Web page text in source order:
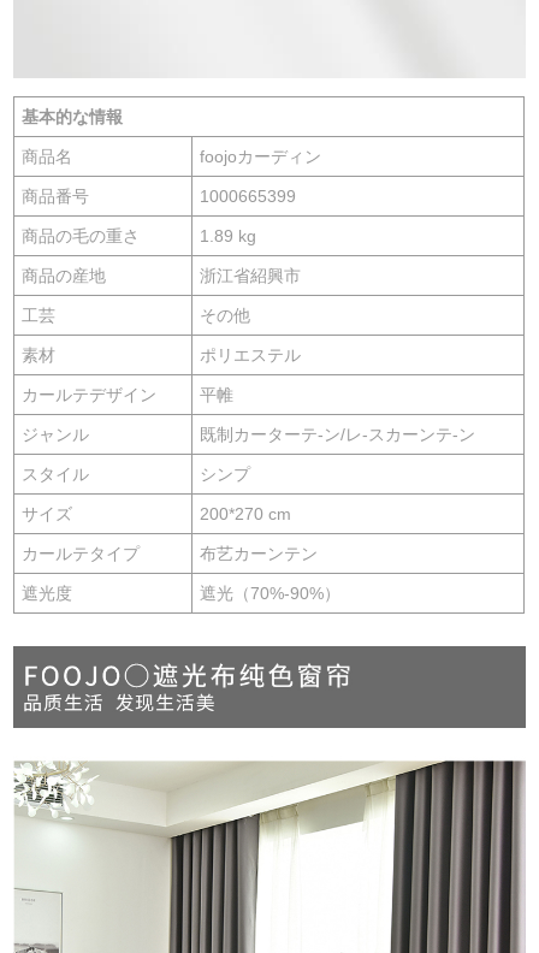
基本的な情報
商品名 foojoカーディン
商品番号 1000665399
商品の毛の重さ 1.89 kg
商品の産地 浙江省紹興市
工芸 その他
素材 ポリエステル
カールテデザイン 平帷
ジャンル 既制カーターテ-ン/レ-スカーンテ-ン
スタイル シンプ
サイズ 200*270 cm
カールテタイプ 布艺カーンテン
遮光度 遮光（70%-90%）